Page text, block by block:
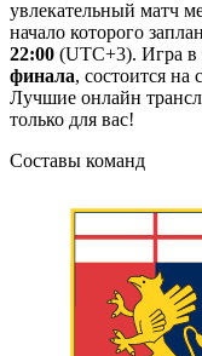
увлекательный матч
начало которого
22:00 (UTC+3). Игра в
финала, состоится
Лучшие онлайн
только для вас!
Составы команд